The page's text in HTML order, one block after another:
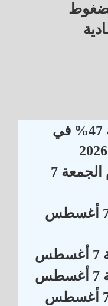
دانة غاز تحقق ارتفاعاً بنسبة 47% في
أسعار الريال السعودي اليوم الجمعة 7
أسعار اللحوم اليوم الجمعة 7 أغسطس